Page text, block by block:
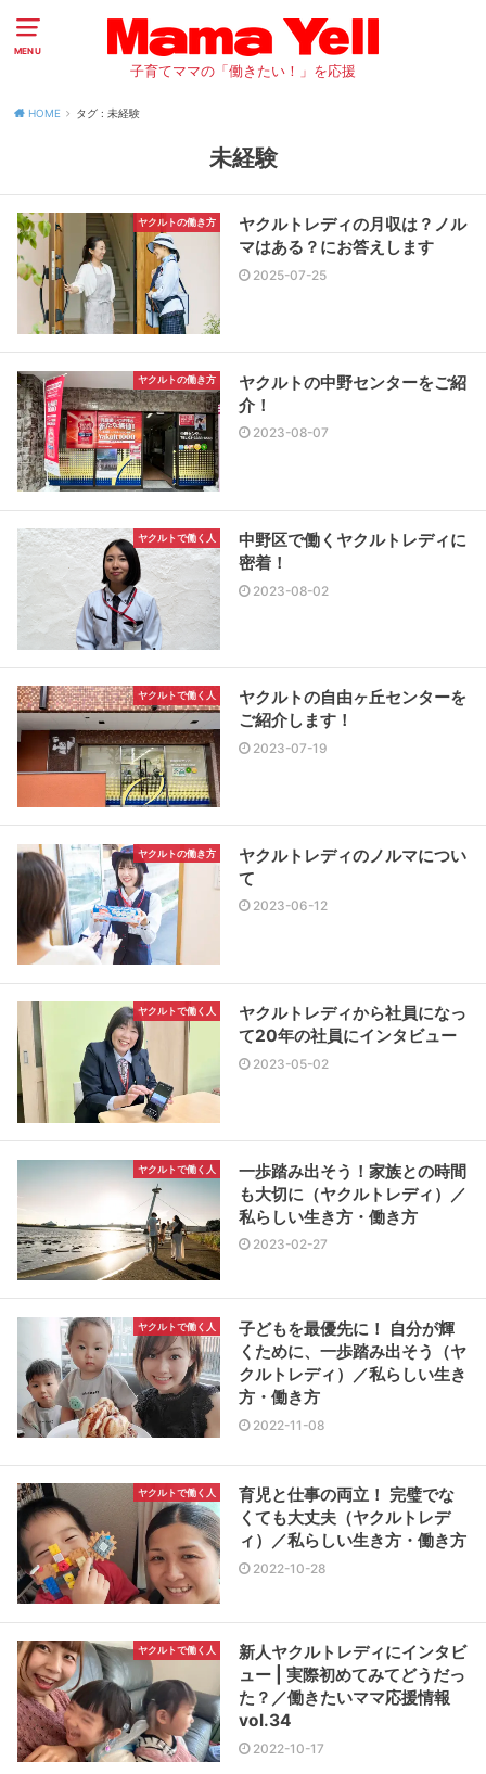
MENU
子育てママの「働きたい！」を応援
HOME タグ : 未経験
未経験
ヤクルトの働き方
ヤクルトレディの月収は？ノル
マはある？にお答えします
2025-07-25
ヤクルトの働き方
ヤクルトの中野センターをご紹
介！
2023-08-07
ヤクルトで働く人
中野区で働くヤクルトレディに
密着！
2023-08-02
ヤクルトで働く人
ヤクルトの自由ヶ丘センターを
ご紹介します！
2023-07-19
ヤクルトの働き方
ヤクルトレディのノルマについ
て
2023-06-12
ヤクルトで働く人
ヤクルトレディから社員になっ
て20年の社員にインタビュー
2023-05-02
ヤクルトで働く人
一歩踏み出そう！家族との時間
も大切に（ヤクルトレディ）／
私らしい生き方・働き方
2023-02-27
ヤクルトで働く人
子どもを最優先に！ 自分が輝
くために、一歩踏み出そう（ヤ
クルトレディ）／私らしい生き
方・働き方
2022-11-08
ヤクルトで働く人
育児と仕事の両立！ 完璧でな
くても大丈夫（ヤクルトレデ
ィ）／私らしい生き方・働き方
2022-10-28
ヤクルトで働く人
新人ヤクルトレディにインタビ
ュー | 実際初めてみてどうだっ
た？／働きたいママ応援情報
vol.34
2022-10-17